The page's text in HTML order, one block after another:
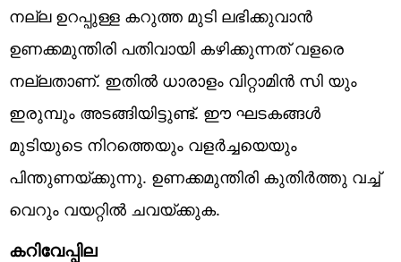
നല്ല ഉറപ്പുള്ള കറുത്ത മുടി ലഭിക്കുവാൻ
ഉണക്കമുന്തിരി പതിവായി കഴിക്കുന്നത് വളരെ
നല്ലതാണ്. ഇതിൽ ധാരാളം വിറ്റാമിൻ സി യും
ഇരുമ്പും അടങ്ങിയിട്ടുണ്ട്. ഈ ഘടകങ്ങൾ
മുടിയുടെ നിറത്തെയും വളർച്ചയെയും
പിന്തുണയ്ക്കുന്നു. ഉണക്കമുന്തിരി കുതിർത്തു വച്ച്
വെറും വയറ്റിൽ ചവയ്ക്കുക.
കറിവേപ്പില